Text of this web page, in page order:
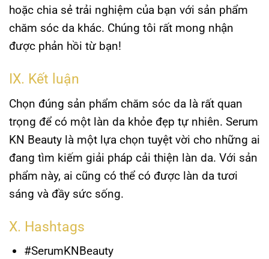
hoặc chia sẻ trải nghiệm của bạn với sản phẩm
chăm sóc da khác. Chúng tôi rất mong nhận
được phản hồi từ bạn!
IX. Kết luận
Chọn đúng sản phẩm chăm sóc da là rất quan
trọng để có một làn da khỏe đẹp tự nhiên. Serum
KN Beauty là một lựa chọn tuyệt vời cho những ai
đang tìm kiếm giải pháp cải thiện làn da. Với sản
phẩm này, ai cũng có thể có được làn da tươi
sáng và đầy sức sống.
X. Hashtags
#SerumKNBeauty